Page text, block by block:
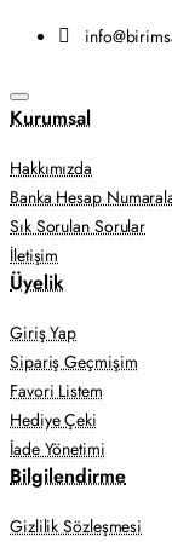
Kurumsal
Hakkımızda
Banka Hesap
Sık Sorulan Sorular
İletişim
Üyelik
Giriş Yap
Sipariş Geçmişim
Favori Listem
Hediye Çeki
İade Yönetimi
Bilgilendirme
Gizlilik Sözleşmesi